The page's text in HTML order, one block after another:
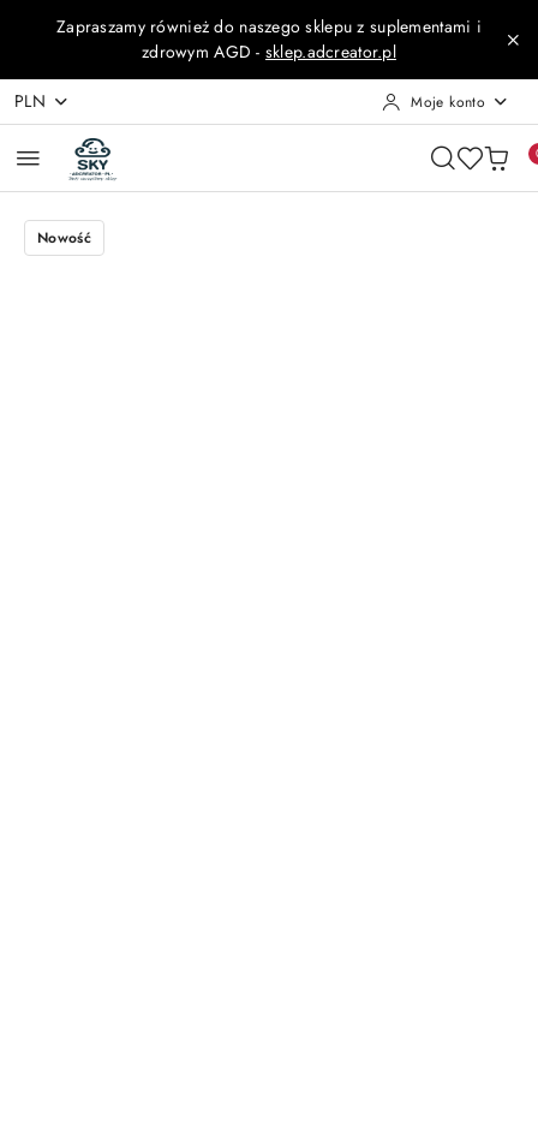
Przejdź do treści głównej
Przejdź do wyszukiwarki
Przejdź do moje konto
Przejdź do menu głównego
Przejdź do opisu produktu
Przejdź do stopki
Zapraszamy również do naszego sklepu z suplementami i
zdrowym AGD - sklep.adcreator.pl
PLN Moje konto
Nowość